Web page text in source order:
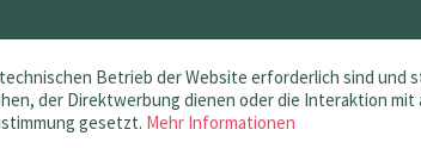
Betrieb der Website erforderlich sind und
der Direktwerbung dienen oder die Interaktion
gesetzt. Mehr Informationen